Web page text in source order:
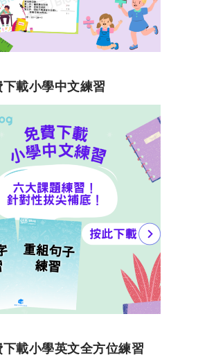
下載小學中文練習
下載小學英文全方位練習